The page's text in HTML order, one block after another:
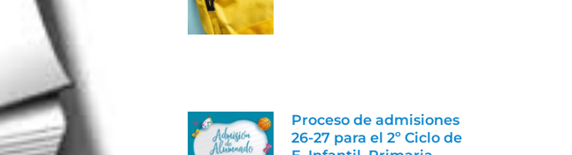
Proceso de admisiones
26-27 para el 2º Ciclo de